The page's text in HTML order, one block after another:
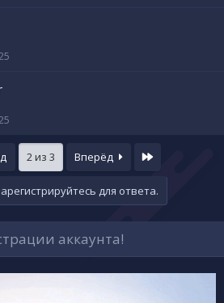
2 из 3 Вперёд Last
для ответа.
аккаунта!